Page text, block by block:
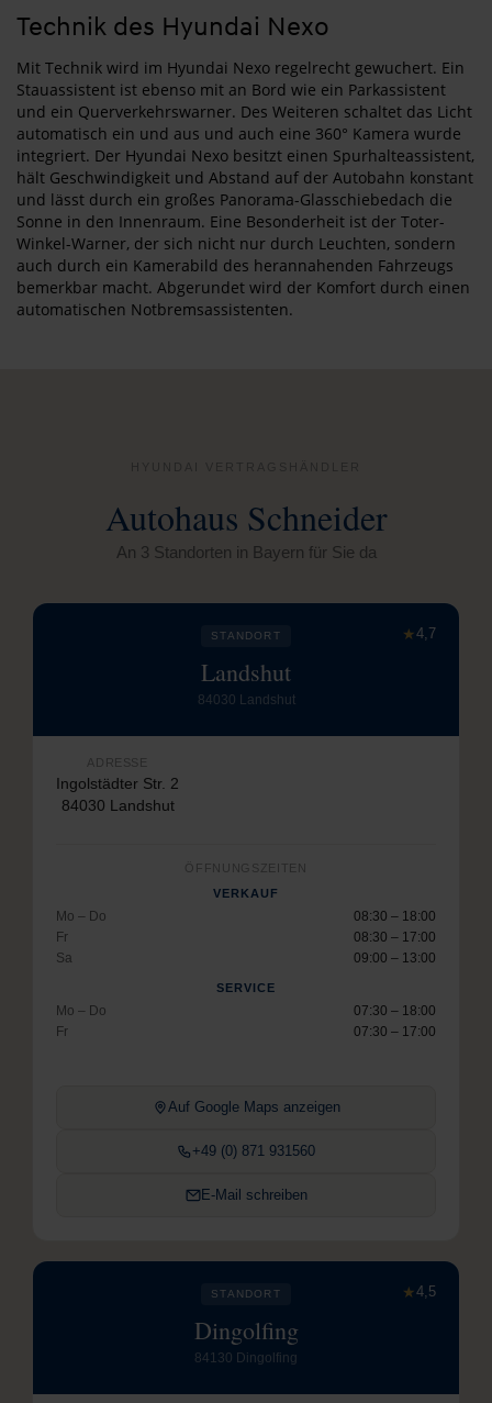
Technik des Hyundai Nexo
Mit Technik wird im Hyundai Nexo regelrecht gewuchert. Ein
Stauassistent ist ebenso mit an Bord wie ein Parkassistent
und ein Querverkehrswarner. Des Weiteren schaltet das Licht
automatisch ein und aus und auch eine 360° Kamera wurde
integriert. Der Hyundai Nexo besitzt einen Spurhalteassistent,
hält Geschwindigkeit und Abstand auf der Autobahn konstant
und lässt durch ein großes Panorama-Glasschiebedach die
Sonne in den Innenraum. Eine Besonderheit ist der Toter-
Winkel-Warner, der sich nicht nur durch Leuchten, sondern
auch durch ein Kamerabild des herannahenden Fahrzeugs
bemerkbar macht. Abgerundet wird der Komfort durch einen
automatischen Notbremsassistenten.
Autohaus Schneider
An 3 Standorten in Bayern für Sie da
★4,7
STANDORT
Landshut
84030 Landshut
ADRESSE
Ingolstädter Str. 2
84030 Landshut
ÖFFNUNGSZEITEN
VERKAUF
Mo – Do
08:30 – 18:00
Fr
08:30 – 17:00
Sa
09:00 – 13:00
SERVICE
Mo – Do
07:30 – 18:00
Fr
07:30 – 17:00
Auf Google Maps anzeigen
+49 (0) 871 931560
E-Mail schreiben
★4,5
STANDORT
Dingolfing
84130 Dingolfing